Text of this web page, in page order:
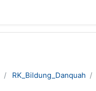
RK_Bildung_Danquah